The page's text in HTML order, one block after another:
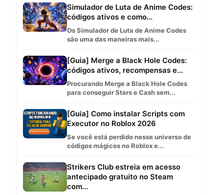
Simulador de Luta de Anime Codes:
códigos ativos e como...
Os Simulador de Luta de Anime Codes
são uma das maneiras mais...
[Guia] Merge a Black Hole Codes:
códigos ativos, recompensas e...
Procurando Merge a Black Hole Codes
para conseguir Stars e Cash sem...
[Guia] Como instalar Scripts com
Executor no Roblox 2026
Se você está perdido nesse universo de
códigos mágicos no Roblox e...
Strikers Club estreia em acesso
antecipado gratuito no Steam
com...